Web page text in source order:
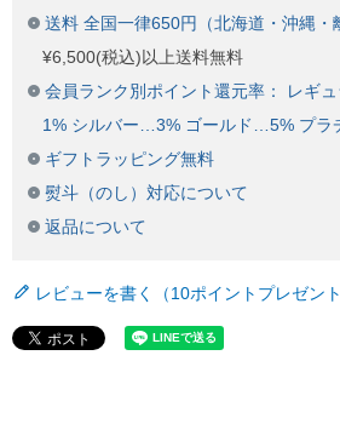
送料 全国一律650円（北海道・沖縄・
¥6,500(税込)以上送料無料
会員ランク別ポイント還元率： レギ
1% シルバー…3% ゴールド…5% プ
ギフトラッピング無料
熨斗（のし）対応について
返品について
レビューを書く（10ポイントプレゼント